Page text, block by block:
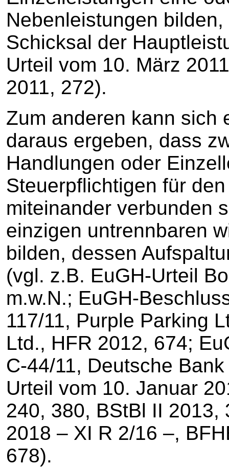
Nebenleistungen
Schicksal der
Urteil vom 10. März
2011, 272).
Zum anderen kann sich
daraus ergeben, dass
Handlungen oder
Steuerpflichtigen für
miteinander verbunden
einzigen untrennbaren
bilden, dessen
(vgl. z.B. EuGH-Urteil
m.w.N.; EuGH-
117/11, Purple Parking
Ltd., HFR 2012, 674;
C-44/11, Deutsche
Urteil vom 10. Januar
240, 380, BStBl II
2018 – XI R 2/16 –,
678).